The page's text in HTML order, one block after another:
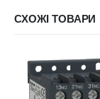
СХОЖІ ТОВАРИ